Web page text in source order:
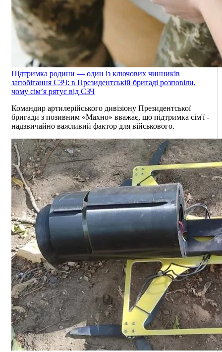
Підтримка родини — один із ключових чинників
запобігання СЗЧ: в Президентській бригаді розповіли,
чому сім’я рятує від СЗЧ
Командир артилерійського дивізіону Президентської
бригади з позивним «Махно» вважає, що підтримка сім'ї -
надзвичайно важливий фактор для військового.